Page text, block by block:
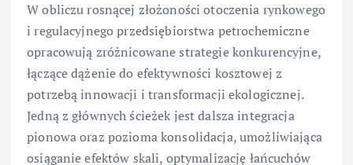
W obliczu rosnącej złożoności otoczenia rynkowego
i regulacyjnego przedsiębiorstwa petrochemiczne
opracowują zróżnicowane strategie konkurencyjne,
łączące dążenie do efektywności kosztowej z
potrzebą innowacji i transformacji ekologicznej.
Jedną z głównych ścieżek jest dalsza integracja
pionowa oraz pozioma konsolidacja, umożliwiająca
osiąganie efektów skali, optymalizację łańcuchów